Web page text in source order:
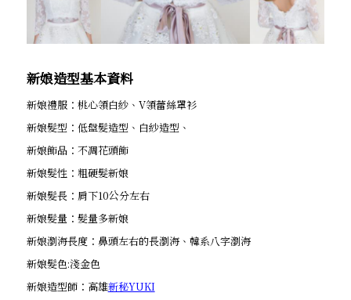
新娘造型基本資料
新娘禮服：桃心領白紗、V領蕾絲罩衫
新娘髮型：低盤髮造型、白紗造型、
新娘飾品：不凋花頭飾
新娘髮性：粗硬髮新娘
新娘髮長：肩下10公分左右
新娘髮量：髮量多新娘
新娘瀏海長度：鼻頭左右的長瀏海、韓系八字瀏海
新娘髮色:淺金色
新娘造型師：高雄新秘YUKI